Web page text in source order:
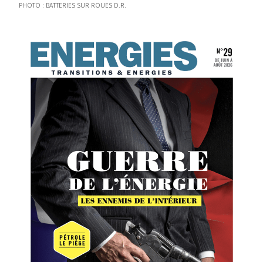
PHOTO : BATTERIES SUR ROUES D.R.